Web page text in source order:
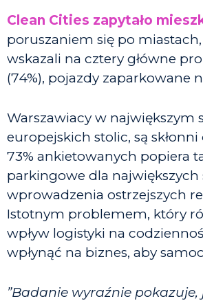
Clean Cities zapytało
poruszaniem się po
wskazali na cztery główne
(74%), pojazdy zaparkowane
Warszawiacy w największym
europejskich stolic, są
73% ankietowanych popiera
parkingowe dla największych
wprowadzenia ostrzejszych
Istotnym problemem, który
wpływ logistyki na
wpłynąć na biznes, aby
”Badanie wyraźnie